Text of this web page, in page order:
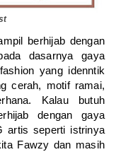
berhijab dengan
dasarnya gaya
yang idenntik
cerah, motif ramai,
Kalau butuh
dengan gaya
artis seperti istrinya
Fawzy dan masih